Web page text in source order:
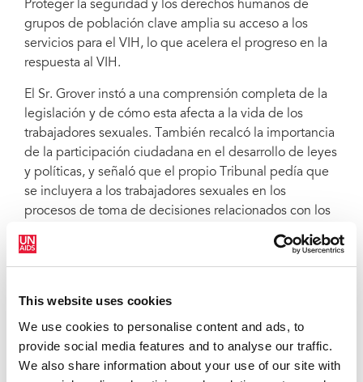
This website uses cookies
We use cookies to personalise content and ads, to
provide social media features and to analyse our traffic.
We also share information about your use of our site with
Proteger la seguridad y los derechos humanos de
grupos de población clave amplia su acceso a los
servicios para el VIH, lo que acelera el progreso en la
respuesta al VIH.
El Sr. Grover instó a una comprensión completa de la
legislación y de cómo esta afecta a la vida de los
trabajadores sexuales. También recalcó la importancia
de la participación ciudadana en el desarrollo de leyes
y políticas, y señaló que el propio Tribunal pedía que
se incluyera a los trabajadores sexuales en los
procesos de toma de decisiones relacionados con los
sus siglas en inglés), informó a los asistentes sobre lo
que hizo posible la sentencia de 2022. Afirmó que la
sentencia era el resultado de una defensa coherente y
estratégica centrada en las experiencias vividas por los
trabajadores sexuales.